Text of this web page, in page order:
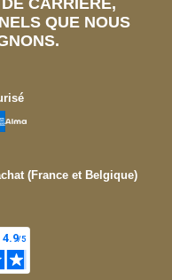
CARRIÈRE,
QUE NOUS
(France et Belgique)